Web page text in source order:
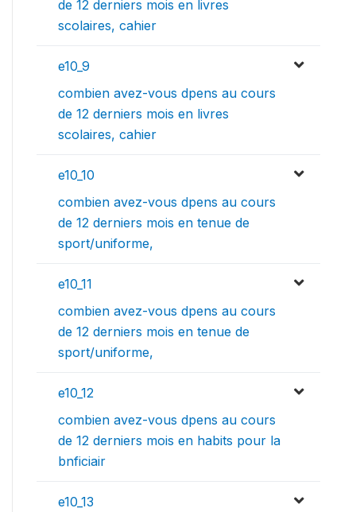
de 12 derniers mois en livres
scolaires, cahier
e10_9
combien avez-vous dpens au cours
de 12 derniers mois en livres
scolaires, cahier
e10_10
combien avez-vous dpens au cours
de 12 derniers mois en tenue de
sport/uniforme,
e10_11
combien avez-vous dpens au cours
de 12 derniers mois en tenue de
sport/uniforme,
e10_12
combien avez-vous dpens au cours
de 12 derniers mois en habits pour la
bnficiair
e10_13